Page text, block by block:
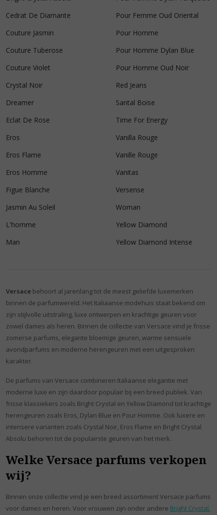
Cedrat De Diamante
Couture Jasmin
Couture Tuberose
Couture Violet
Crystal Noir
Dreamer
Eclat De Rose
Eros
Eros Flame
Eros Homme
Figue Blanche
Jasmin Au Soleil
L'homme
Man
Pour Femme Oud Oriental
Pour Homme
Pour Homme Dylan Blue
Pour Homme Oud Noir
Red Jeans
Santal Boise
Time For Energy
Vanilla Rouge
Vanille Rouge
Vanitas
Versense
Woman
Yellow Diamond
Yellow Diamond Intense
Versace behoort al jarenlang tot de meest geliefde luxemerken
binnen de parfumwereld. Het Italiaanse modehuis staat bekend om
zijn stijlvolle uitstraling, luxe ontwerpen en krachtige geuren voor
zowel dames als heren. Binnen de collectie van Versace vind je frisse
zomerse parfums, elegante bloemige geuren, warme sensuele
avondparfums en moderne herengeuren met een uitgesproken
karakter.
De parfums van Versace combineren Italiaanse elegantie met
moderne luxe en zijn daardoor populair bij een breed publiek. Van
frisse klassiekers zoals Bright Crystal en Yellow Diamond tot krachtige
herengeuren zoals Eros, Dylan Blue en Pour Homme. Ook luxere en
intensere varianten zoals Crystal Noir, Eros Flame en Bright Crystal
Absolu behoren tot de populairste geuren van het merk.
Welke Versace parfums verkopen
wij?
Binnen onze collectie vind je een breed assortiment Versace parfums
voor dames en heren. Voor vrouwen zijn onder andere Bright Crystal,